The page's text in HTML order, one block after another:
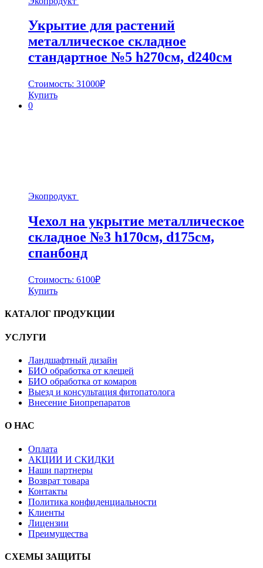
Укрытие для растений
металлическое складное
стандартное №5 h270cм, d240cм
Стоимость: 31000₽
Купить
0
Экопродукт
Чехол на укрытие металлическое
складное №3 h170cм, d175см,
спанбонд
Стоимость: 6100₽
Купить
КАТАЛОГ ПРОДУКЦИИ
УСЛУГИ
Ландшафтный дизайн
БИО обработка от клещей
БИО обработка от комаров
Выезд и консультация фитопатолога
Внесение Биопрепаратов
О НАС
Оплата
АКЦИИ И СКИДКИ
Наши партнеры
Возврат товара
Контакты
Политика конфиденциальности
Клиенты
Лицензии
Преимущества
СХЕМЫ ЗАЩИТЫ